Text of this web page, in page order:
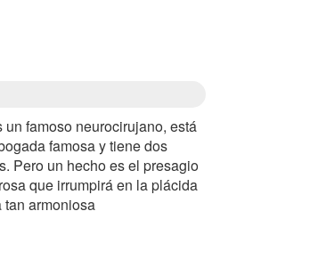
un famoso neurocirujano, está
famosa y tiene dos
Pero un hecho es el presagio
que irrumpirá en la plácida
armoniosa